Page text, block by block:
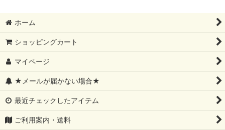
ホーム
ショッピングカート
マイページ
★メールが届かない場合★
最近チェックしたアイテム
ご利用案内・送料